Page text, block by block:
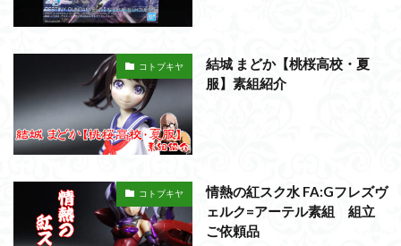
コトブキヤ
結城 まどか【桃桜高校・夏
服】素組紹介
コトブキヤ
情熱の紅スク水 FA:Gフレズヴ
ェルク=アーテル素組 組立
ご依頼品